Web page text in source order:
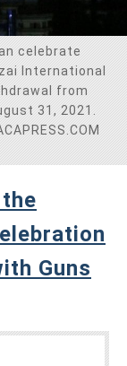
celebrate
International
from
31, 2021.
Guns